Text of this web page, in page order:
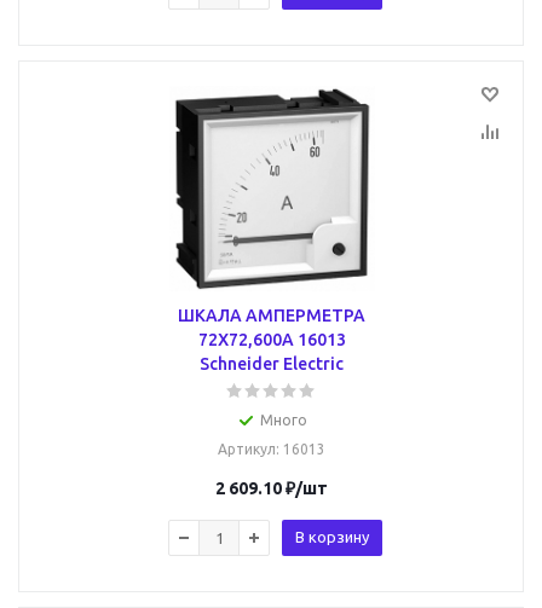
ШКАЛА АМПЕРМЕТРА
72Х72,600А 16013
Schneider Electric
Много
Артикул: 16013
2 609.10₽/шт
В корзину